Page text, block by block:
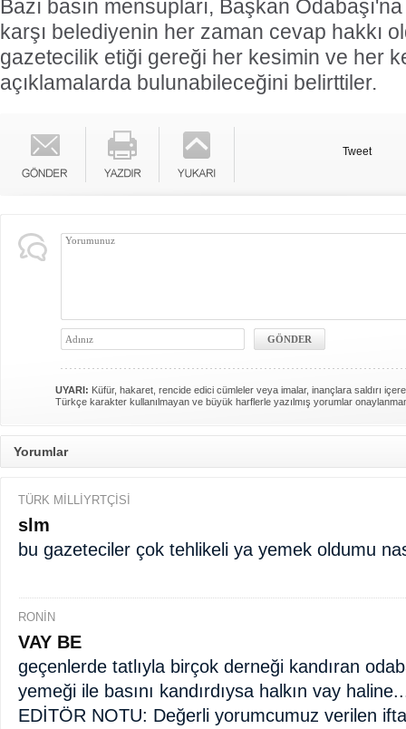
Bazı basın mensupları, Başkan
karşı belediyenin her zaman cevap hakkı
gazetecilik etiği gereği her kesimin ve her
açıklamalarda bulunabileceğini belirttiler.
Tweet
UYARI: Küfür, hakaret, rencide edici cümleler veya imalar, inançlara saldırı
Türkçe karakter kullanılmayan ve büyük harflerle yazılmış yorumlar
Yorumlar
TÜRK MİLLİYRTÇİSİ
slm
bu gazeteciler çok tehlikeli ya yemek oldumu
RONİN
VAY BE
geçenlerde tatlıyla birçok derneği kandıran
yemeği ile basını kandırdıysa halkın vay
EDİTÖR NOTU: Değerli yorumcumuz verilen